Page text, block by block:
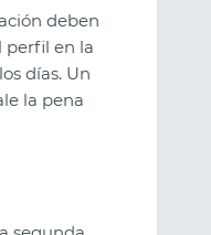
deben
perfil en la
días. Un
la pena